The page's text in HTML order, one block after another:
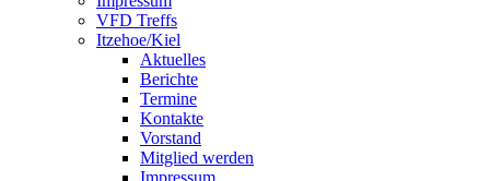
VFD Treffs
Itzehoe/Kiel
Aktuelles
Berichte
Termine
Kontakte
Vorstand
Mitglied werden
Impressum